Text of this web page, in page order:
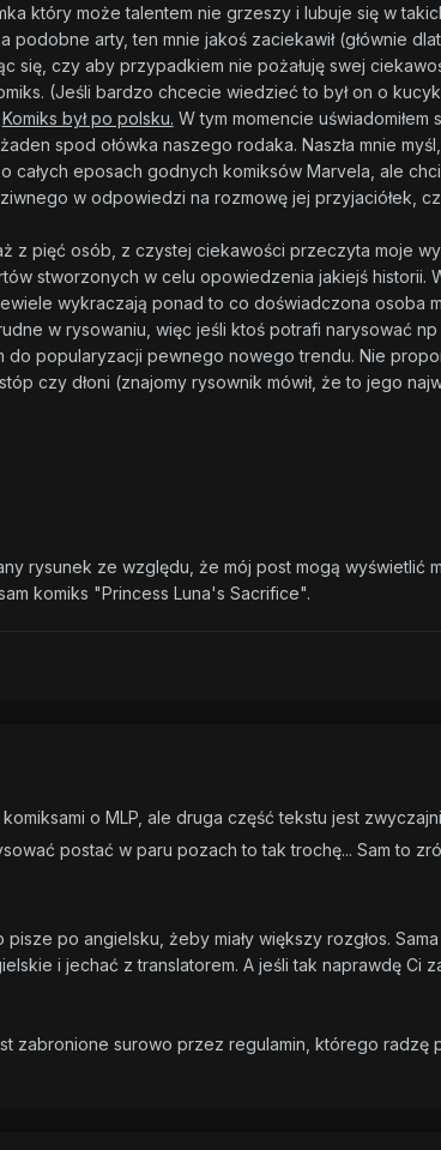
który może talentem nie grzeszy i lubuje się w
arty, ten mnie jakoś zaciekawił (głównie
się, czy aby przypadkiem nie pożałuję swej
(Jeśli bardzo chcecie wiedzieć to był on o
Komiks był po polsku. W tym momencie uświadomiłem
spod ołówka naszego rodaka. Naszła mnie
całych eposach godnych komiksów Marvela, ale
w odpowiedzi na rozmowę jej przyjaciółek,
z pięć osób, z czystej ciekawości przeczyta moje
stworzonych w celu opowiedzenia jakiejś historii.
wykraczają ponad to co doświadczona osoba
w rysowaniu, więc jeśli ktoś potrafi narysować
popularyzacji pewnego nowego trendu. Nie
czy dłoni (znajomy rysownik mówił, że to jego
rysunek ze względu, że mój post mogą wyświetlić
komiks "Princess Luna's Sacrifice".
o MLP, ale druga część tekstu jest
postać w paru pozach to tak trochę... Sam to
po angielsku, żeby miały większy rozgłos.
i jechać z translatorem. A jeśli tak naprawdę Ci
zabronione surowo przez regulamin, którego radzę